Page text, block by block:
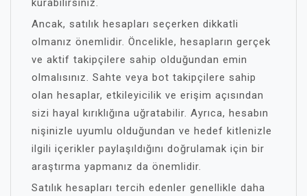
kurabilirsiniz.
Ancak, satılık hesapları seçerken dikkatli
olmanız önemlidir. Öncelikle, hesapların gerçek
ve aktif takipçilere sahip olduğundan emin
olmalısınız. Sahte veya bot takipçilere sahip
olan hesaplar, etkileyicilik ve erişim açısından
sizi hayal kırıklığına uğratabilir. Ayrıca, hesabın
nişinizle uyumlu olduğundan ve hedef kitlenizle
ilgili içerikler paylaşıldığını doğrulamak için bir
araştırma yapmanız da önemlidir.
Satılık hesapları tercih edenler genellikle daha